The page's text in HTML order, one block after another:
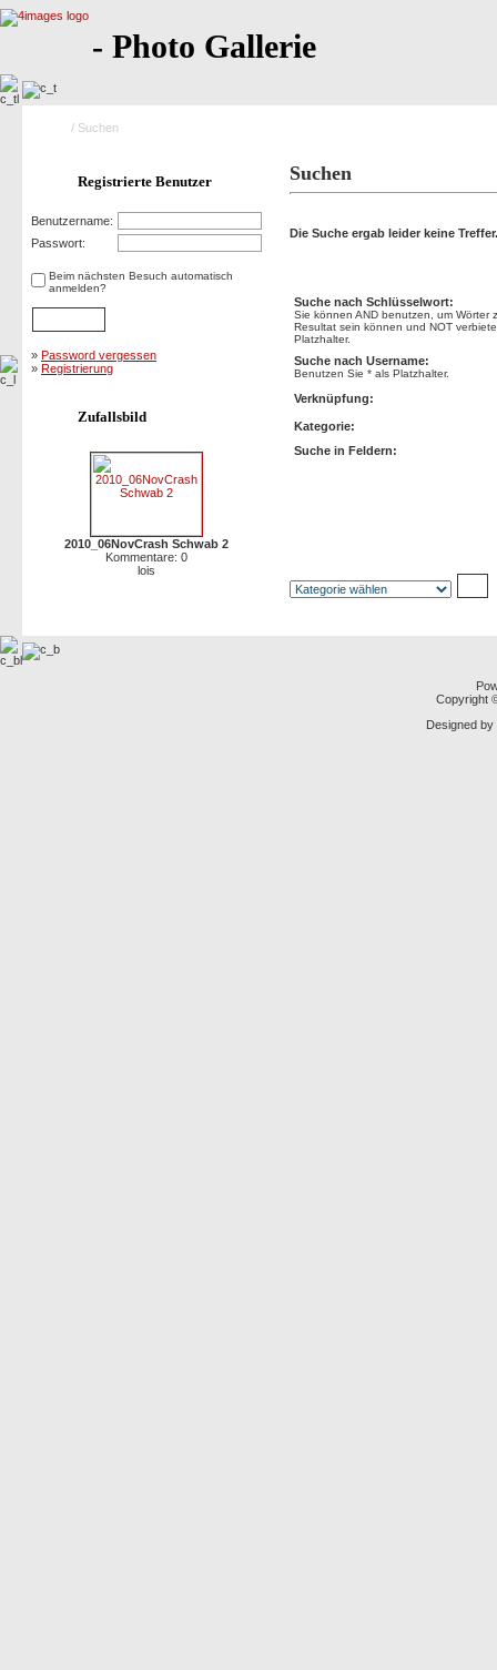
- Photo Gallerie
/ Suchen
Registrierte Benutzer
Benutzername:
Passwort:
Beim nächsten Besuch automatisch
anmelden?
» Password vergessen
» Registrierung
Zufallsbild
2010_06NovCrash Schwab 2
Kommentare: 0
lois
Suchen
Die Suche ergab leider keine Treffer.
Suche nach Schlüsselwort:
Sie können AND benutzen, um Wörter
Resultat sein können und NOT
Platzhalter.
Suche nach Username:
Benutzen Sie * als Platzhalter.
Verknüpfung:
Kategorie:
Suche in Feldern:
Copyright
Designed by